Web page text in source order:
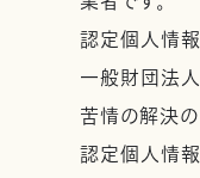
認定個人情
一般財団法
苦情の解決の
認定個人情